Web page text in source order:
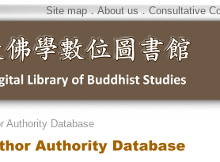
Site map．About us．Consultative
Authority Database